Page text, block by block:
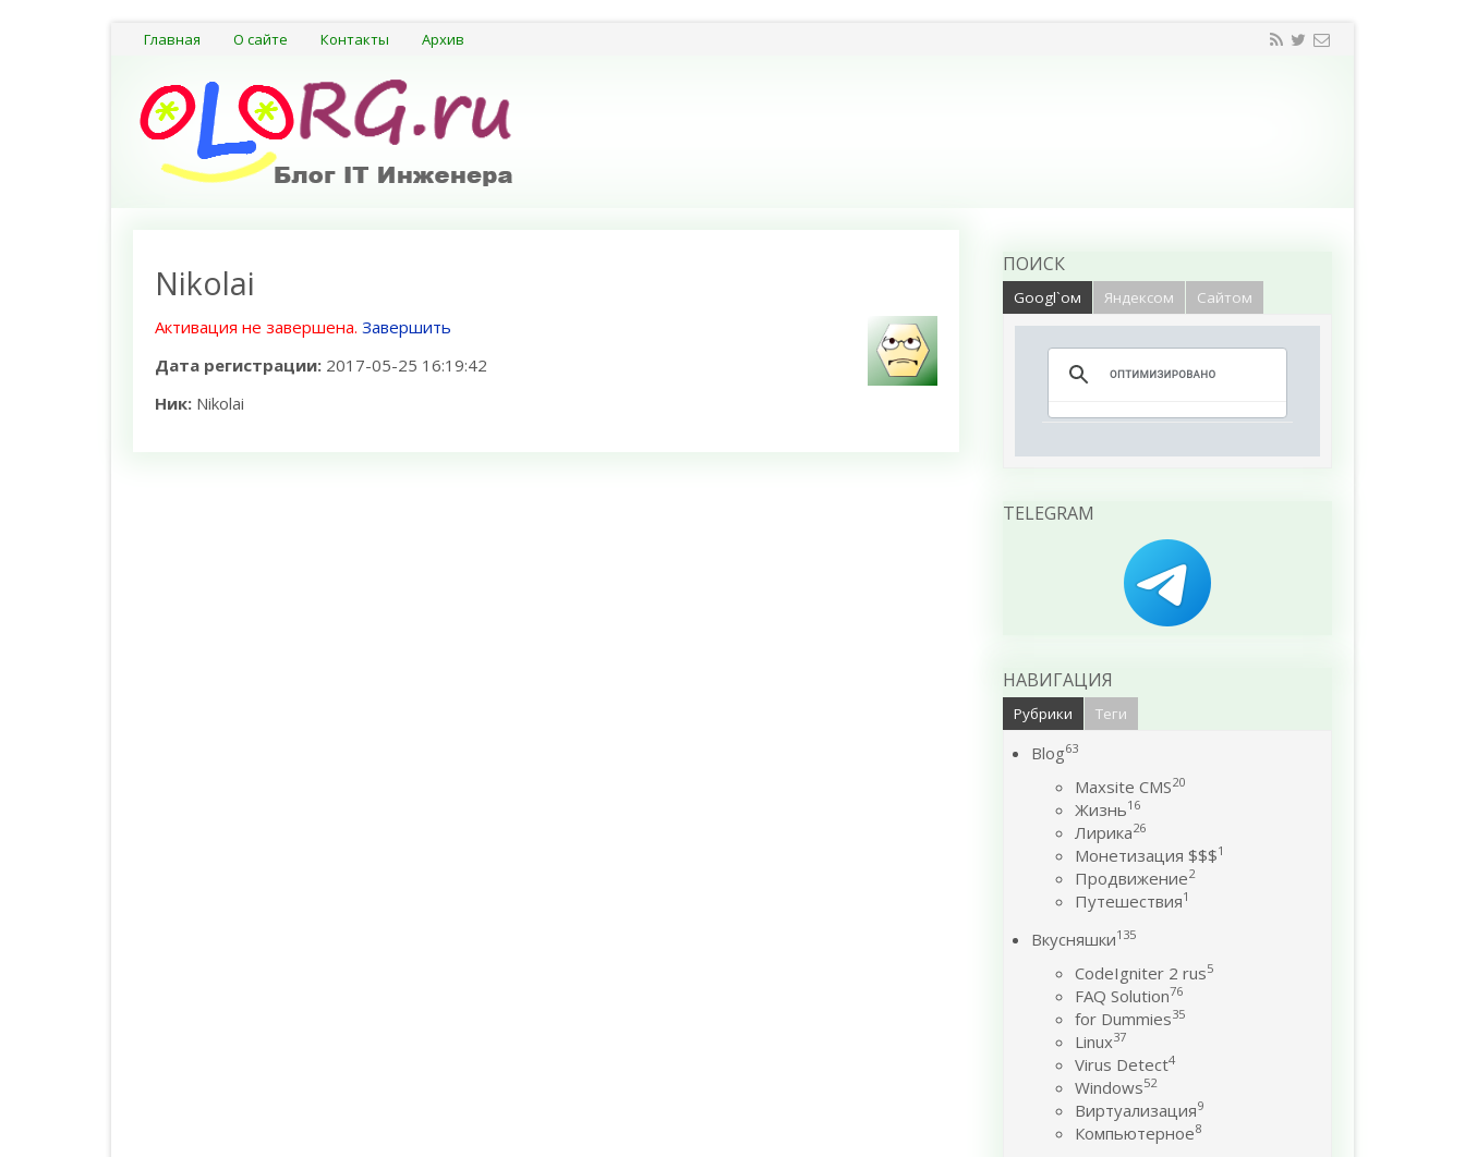
Главная О сайте Контакты Архив
Nikolai
Активация не завершена. Завершить
Дата регистрации: 2017-05-25 16:19:42
Ник: Nikolai
ПОИСК
Googl`ом Яндексом Сайтом
TELEGRAM
НАВИГАЦИЯ
Рубрики Теги
Blog63
Maxsite CMS20
Жизнь16
Лирика26
Монетизация $$$1
Продвижение2
Путешествия1
Вкусняшки135
CodeIgniter 2 rus5
FAQ Solution76
for Dummies35
Linux37
Virus Detect4
Windows52
Виртуализация9
Компьютерное8